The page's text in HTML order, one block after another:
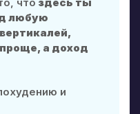
любую
а доход
и